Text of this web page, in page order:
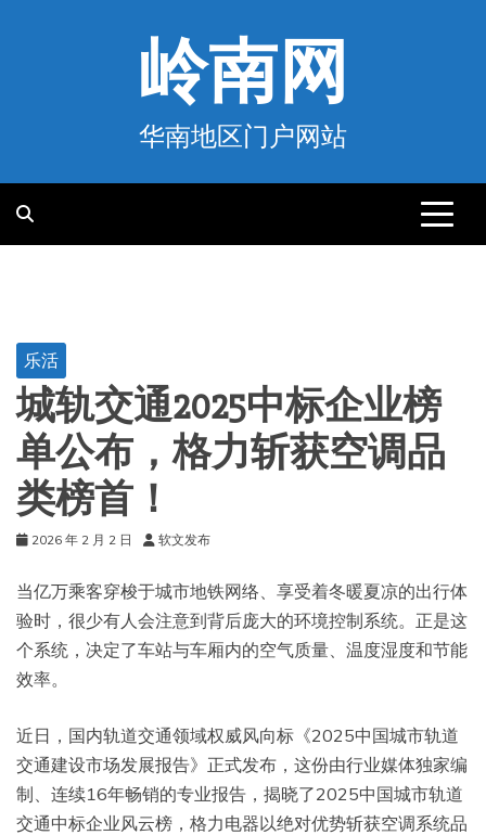
岭南网
华南地区门户网站
乐活
城轨交通2025中标企业榜
单公布，格力斩获空调品
类榜首！
2026 年 2 月 2 日 软文发布
当亿万乘客穿梭于城市地铁网络、享受着冬暖夏凉的出行体
验时，很少有人会注意到背后庞大的环境控制系统。正是这
个系统，决定了车站与车厢内的空气质量、温度湿度和节能
效率。
近日，国内轨道交通领域权威风向标《2025中国城市轨道
交通建设市场发展报告》正式发布，这份由行业媒体独家编
制、连续16年畅销的专业报告，揭晓了2025中国城市轨道
交通中标企业风云榜，格力电器以绝对优势斩获空调系统品